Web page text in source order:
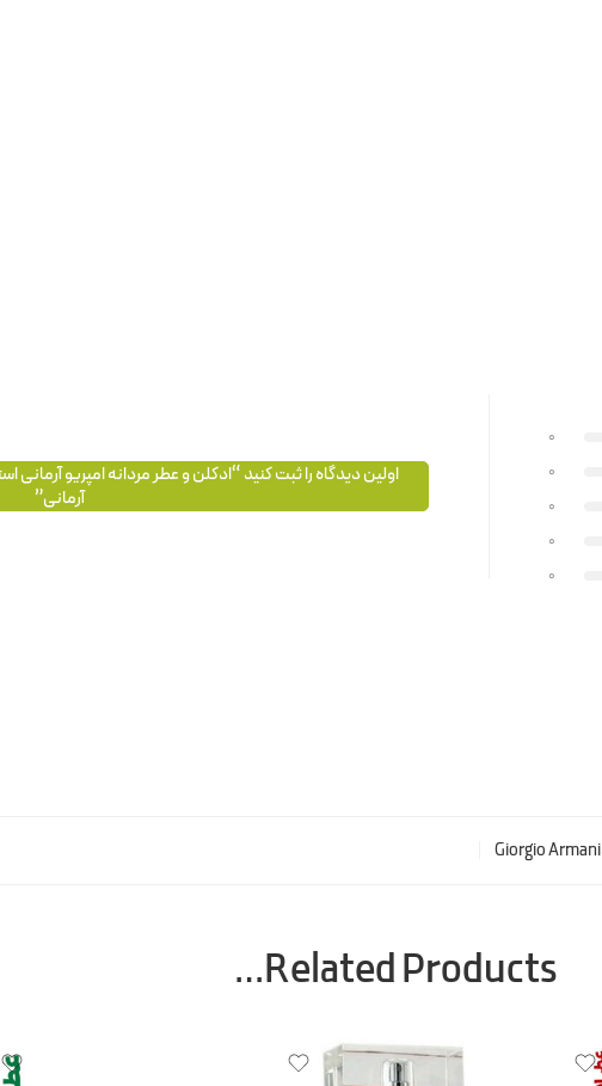
0
0
0
0
0
اولین دیدگاه را ثبت کنید “ادکلن و عطر مردانه امپریو آرمانی
آرمانی”
Giorgio Armani
Related Products…